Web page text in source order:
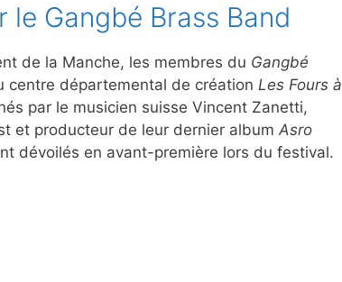
Gangbé Brass Band
de la Manche, les membres du Gangbé
centre départemental de création Les Fours à
par le musicien suisse Vincent Zanetti,
et producteur de leur dernier album Asro
dévoilés en avant-première lors du festival.